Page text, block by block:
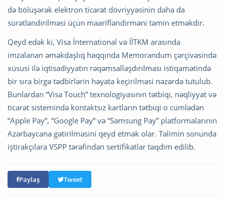
də bölüşərək elektron ticarət dövriyyəsinin daha da
sürətləndirilməsi üçün maarifləndirməni təmin etməkdir.
Qeyd edək ki, Visa İnternational və İİTKM arasında
imzalanan əməkdaşlıq haqqında Memorandum çərçivəsində
xüsusi ilə iqtisadiyyatın rəqəmsallaşdırılması istiqamətində
bir sıra birgə tədbirlərin həyata keçirilməsi nəzərdə tutulub.
Bunlardan “Visa Touch” texnologiyasının tətbiqi, nəqliyyat və
ticarət sistemində kontaktsız kartların tətbiqi o cümlədən
“Apple Pay”, “Google Pay” və “Samsung Pay” platformalarının
Azərbaycana gətirilməsini qeyd etmək olar. Təlimin sonunda
iştirakçılara VSPP tərəfindən sertifikatlar təqdim edilib.
Paylaş Tweet